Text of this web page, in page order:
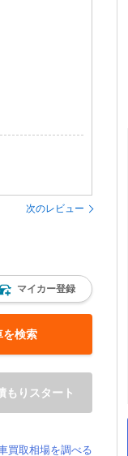
次のレビュー
マイカー登録
を検索
もりスタート
買取相場を調べる